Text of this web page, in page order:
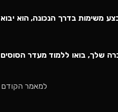
משימות בדרך הנכונה, הוא יבוא
שלך, בואו ללמוד מעדר הסוסים
למאמר הקודם